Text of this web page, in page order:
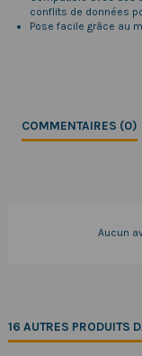
conflits de données
Pose facile grâce au
COMMENTAIRES (0)
Aucun
16 AUTRES PRODUITS